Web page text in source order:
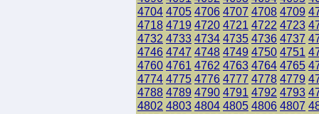
4704 4705 4706 4707 4708 4709
4718 4719 4720 4721 4722 4723
4732 4733 4734 4735 4736 4737
4746 4747 4748 4749 4750 4751
4760 4761 4762 4763 4764 4765
4774 4775 4776 4777 4778 4779
4788 4789 4790 4791 4792 4793
4802 4803 4804 4805 4806 4807